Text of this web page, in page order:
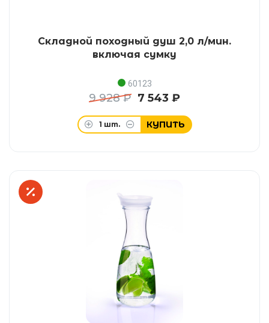
Складной походный душ 2,0 л/мин.
включая сумку
60123
9 928 ₽ 7 543 ₽
1 шт. КУПИТЬ